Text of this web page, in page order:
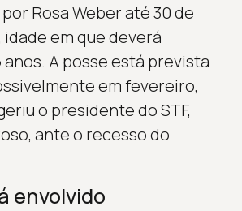
Rosa Weber até 30 de
idade em que deverá
A posse está prevista
em fevereiro,
o presidente do STF,
ante o recesso do
envolvido